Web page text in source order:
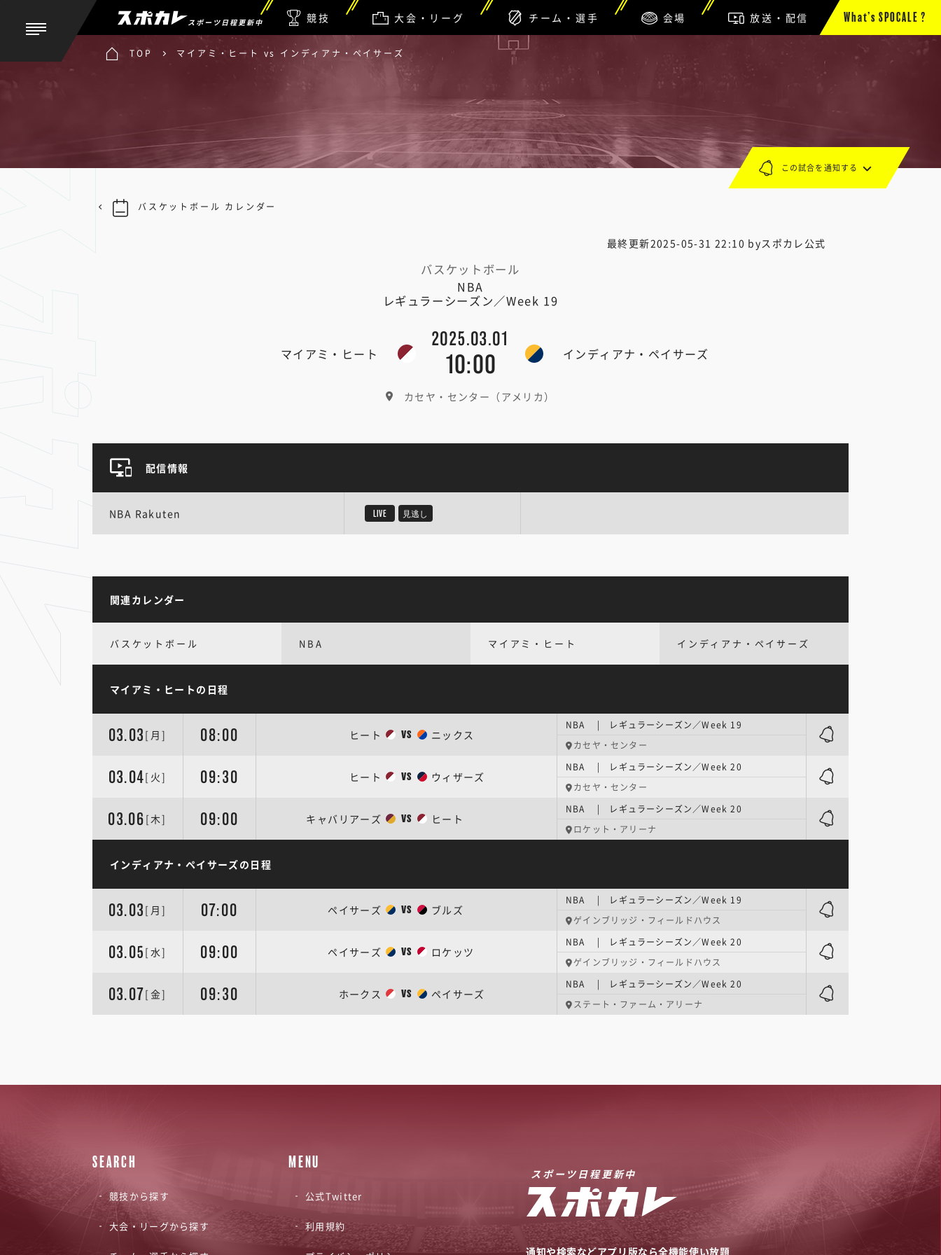
スポーツ日程更新中 競技 大会・リーグ チーム・選手 会場 放送・配信 What’s SPOCALE ?
TOP マイアミ・ヒート vs インディアナ・ペイサーズ
最終更新2025-05-31 22:10 byスポカレ公式
バスケットボール
NBA
レギュラーシーズン／Week 19
マイアミ・ヒート
2025.03.01
10:00 インディアナ・ペイサーズ
カセヤ・センター（アメリカ）
この試合を通知する
バスケットボール カレンダー
配信情報
NBA Rakuten LIVE 見逃し
関連カレンダー
バスケットボール NBA マイアミ・ヒート インディアナ・ペイサーズ
マイアミ・ヒートの日程
03.03 [月] 08:00 ヒート VS ニックス
NBA | レギュラーシーズン／Week 19
カセヤ・センター
03.04[火] 09:30 ヒート VS ウィザーズ
NBA | レギュラーシーズン／Week 20
カセヤ・センター
03.06 [木] 09:00 キャバリアーズ VS ヒート
NBA | レギュラーシーズン／Week 20
ロケット・アリーナ
インディアナ・ペイサーズの日程
03.03 [月] 07:00 ペイサーズ VS ブルズ
NBA | レギュラーシーズン／Week 19
ゲインブリッジ・フィールドハウス
03.05 [水] 09:00 ペイサーズ VS ロケッツ
NBA | レギュラーシーズン／Week 20
ゲインブリッジ・フィールドハウス
03.07[金] 09:30 ホークス VS ペイサーズ
NBA | レギュラーシーズン／Week 20
ステート・ファーム・アリーナ
SEARCH
競技から探す
大会・リーグから探す
MENU
公式Twitter
利用規約
スポーツ日程更新中
通知や検索などアプリ版なら全機能使い放題